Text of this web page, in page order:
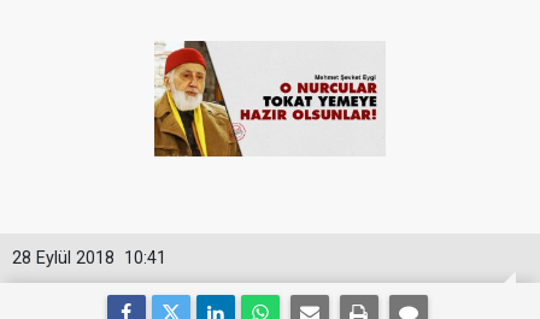
10:41
28 Eylül 2018